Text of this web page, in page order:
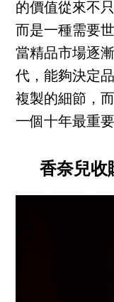
的價值從來不
而是一種需要
當精品市場逐
代，能夠決定
複製的細節，
一個十年最重
香奈兒收